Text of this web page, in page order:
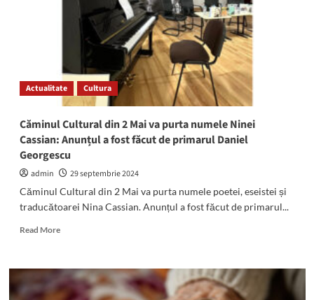
Mangalia
Actualitate Cultura
Căminul Cultural din 2 Mai va purta numele Ninei
Cassian: Anunțul a fost făcut de primarul Daniel
Georgescu
admin
29 septembrie 2024
Căminul Cultural din 2 Mai va purta numele poetei, eseistei și
traducătoarei Nina Cassian. Anunțul a fost făcut de primarul...
Read MoreRead
Căminul
Cultural
din